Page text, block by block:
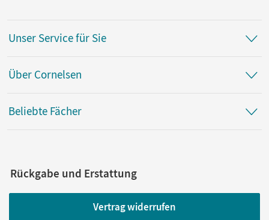
Unser Service für Sie
Über Cornelsen
Beliebte Fächer
Rückgabe und Erstattung
Vertrag widerrufen